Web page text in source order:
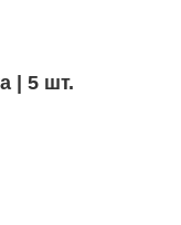
| 5 шт.